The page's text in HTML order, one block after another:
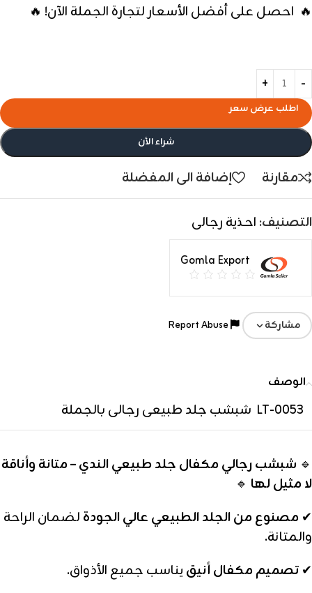
🔥 احصل على أفضل الأسعار لتجارة الجملة الآن! 🔥
اطلب عرض سعر
شراء الأن
مقارنة إضافة الى المفضلة
التصنيف: احذية رجالى
Gomla Export
مشاركة
الوصف
LT-0053 شبشب جلد طبيعى رجالى بالجملة
🔹 شبشب رجالي مكفال جلد طبيعي الندي – متانة وأناقة
لا مثيل لها 🔹
✔ مصنوع من الجلد الطبيعي عالي الجودة لضمان الراحة
والمتانة.
✔ تصميم مكفال أنيق يناسب جميع الأذواق.